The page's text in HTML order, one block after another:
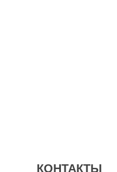
КОНТАКТЫ